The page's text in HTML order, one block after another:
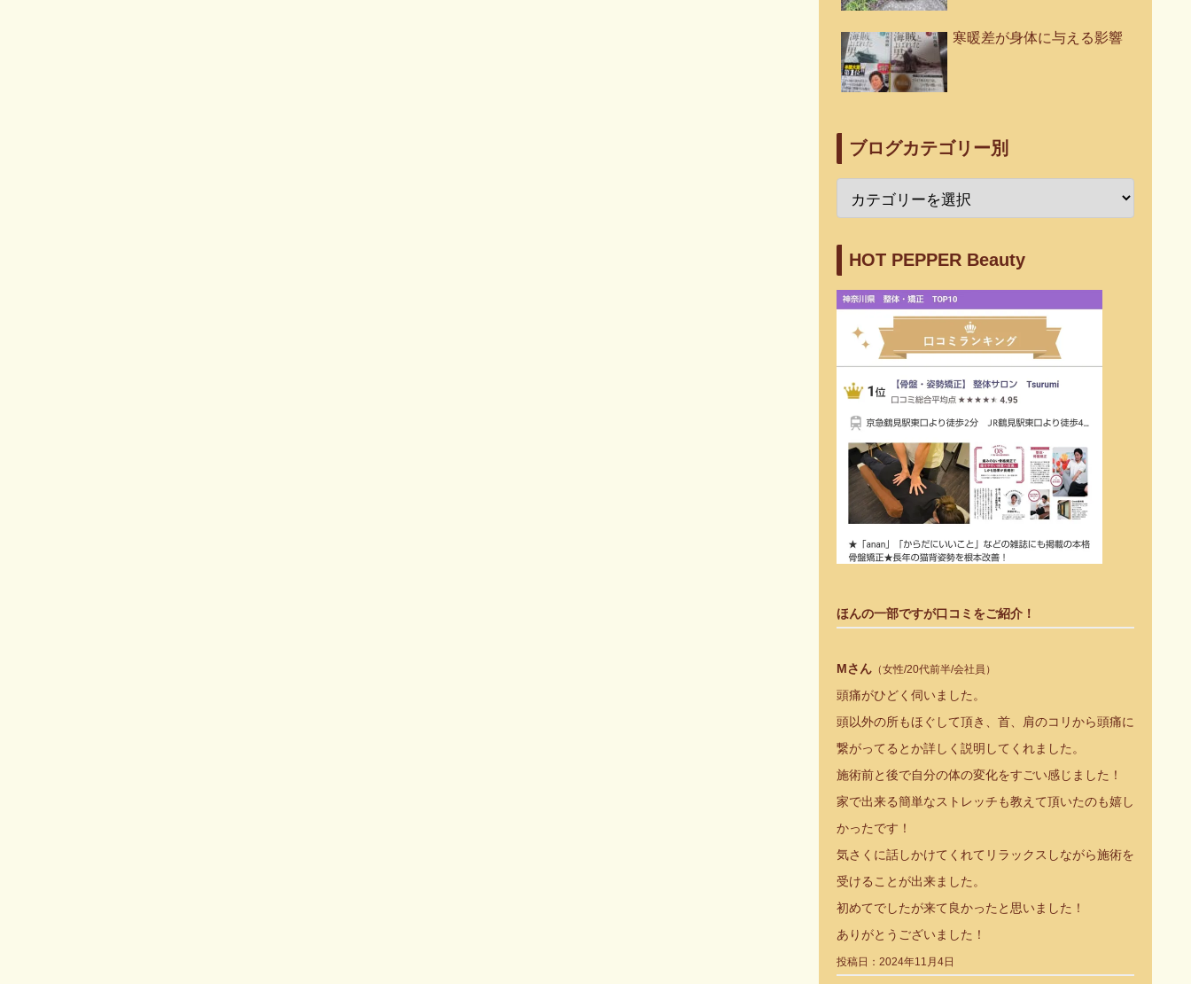
寒暖差が身体に与える影響
ブログカテゴリー別
HOT PEPPER Beauty
ほんの一部ですが口コミをご紹介！
Mさん （女性/20代前半/会社員）
頭痛がひどく伺いました。
頭以外の所もほぐして頂き、首、肩のコリから頭痛に
繋がってるとか詳しく説明してくれました。
施術前と後で自分の体の変化をすごい感じました！
家で出来る簡単なストレッチも教えて頂いたのも嬉し
かったです！
気さくに話しかけてくれてリラックスしながら施術を
受けることが出来ました。
初めてでしたが来て良かったと思いました！
ありがとうございました！
投稿日：2024年11月4日